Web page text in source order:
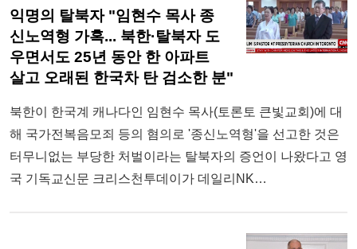
익명의 탈북자 "임현수 목사 종
신노역형 가혹... 북한·탈북자 도
우면서도 25년 동안 한 아파트
살고 오래된 한국차 탄 검소한 분"
북한이 한국계 캐나다인 임현수 목사(토론토 큰빛교회)에 대
해 국가전복음모죄 등의 혐의로 '종신노역형'을 선고한 것은
터무니없는 부당한 처벌이라는 탈북자의 증언이 나왔다고 영
국 기독교신문 크리스천투데이가 데일리NK…